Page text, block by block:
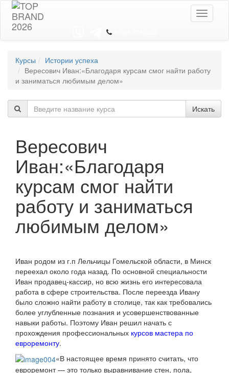
Toggle
Курсы
Истории успеха
Вересович Иван:«Благодаря курсам смог найти работу
и заниматься любимым делом»
Искать
Вересович
Иван:«Благодаря
курсам смог найти
работу и заниматься
любимым делом»
Иван родом из г.п Лельчицы Гомельской области, в Минск
переехал около года назад. По основной специальности
Иван продавец-кассир, но всю жизнь его интересовала
работа в сфере строительства. После переезда Ивану
было сложно найти работу в столице, так как требовались
более углубленные познания и усовершенствованные
навыки работы. Поэтому Иван решил начать с
прохождения профессиональных курсов мастера по
евроремонту.
«В настоящее время принято считать, что
евроремонт — это только выравнивание стен, пола,